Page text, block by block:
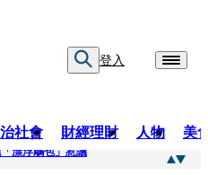
登入
社會 財經理財 人物 美
漂浮鵰包」惹議